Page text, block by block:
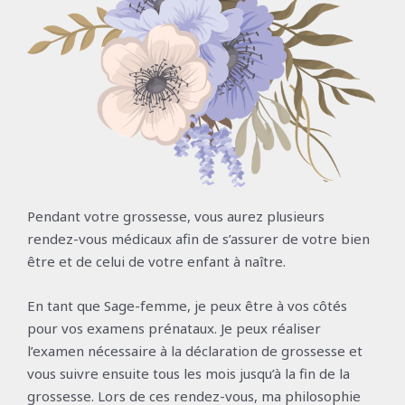
Pendant votre grossesse, vous aurez plusieurs
rendez-vous médicaux afin de s’assurer de votre bien
être et de celui de votre enfant à naître.
En tant que Sage-femme, je peux être à vos côtés
pour vos examens prénataux. Je peux réaliser
l’examen nécessaire à la déclaration de grossesse et
vous suivre ensuite tous les mois jusqu’à la fin de la
grossesse. Lors de ces rendez-vous, ma philosophie